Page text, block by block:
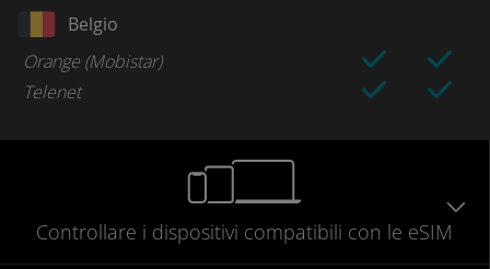
Belgio
Orange (Mobistar)
Telenet
Controllare i dispositivi compatibili con le eSIM